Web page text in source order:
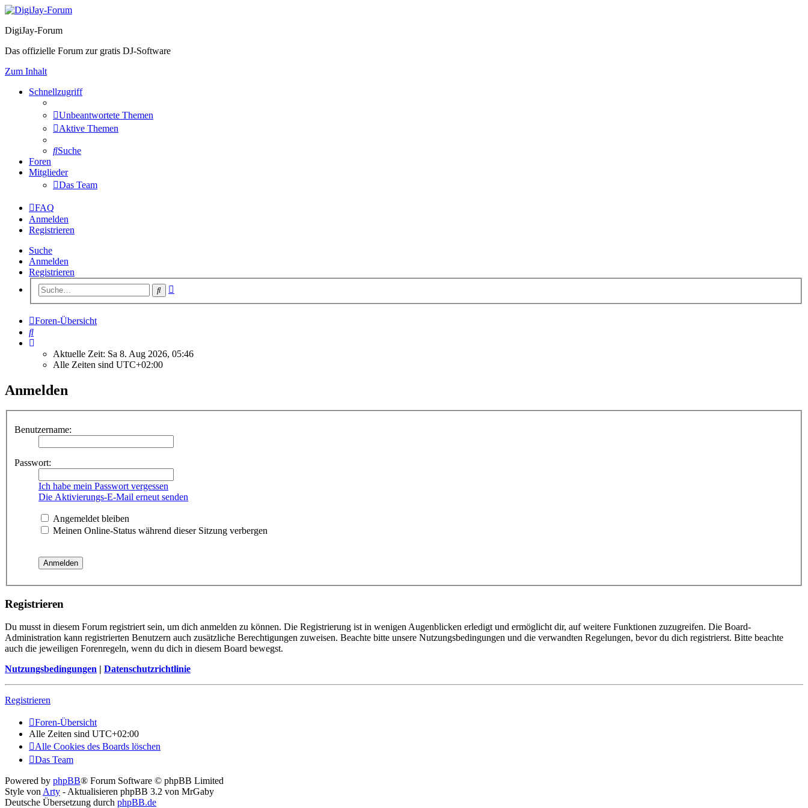
DigiJay-Forum
Das offizielle Forum zur gratis DJ-Software
Zum Inhalt
Schnellzugriff
Unbeantwortete Themen
Aktive Themen
Suche
Foren
Mitglieder
Das Team
FAQ
Anmelden
Registrieren
Suche
Anmelden
Registrieren
Suche
Foren-Übersicht
Suche
Aktuelle Zeit: Sa 8. Aug 2026, 05:46
Alle Zeiten sind UTC+02:00
Anmelden
Benutzername:
Passwort:
Ich habe mein Passwort vergessen
Die Aktivierungs-E-Mail erneut senden
Angemeldet bleiben
Meinen Online-Status während dieser Sitzung verbergen
Registrieren
Du musst in diesem Forum registriert sein, um dich anmelden zu können. Die Registrierung ist in wenigen Augenblicken erledigt und ermöglicht dir, auf weitere Funktionen zuzugreifen. Die Board-
Administration kann registrierten Benutzern auch zusätzliche Berechtigungen zuweisen. Beachte bitte unsere Nutzungsbedingungen und die verwandten Regelungen, bevor du dich registrierst. Bitte beachte
auch die jeweiligen Forenregeln, wenn du dich in diesem Board bewegst.
Nutzungsbedingungen | Datenschutzrichtlinie
Registrieren
Foren-Übersicht
Alle Zeiten sind UTC+02:00
Alle Cookies des Boards löschen
Das Team
Powered by phpBB® Forum Software © phpBB Limited
Style vonArty - Aktualisieren phpBB 3.2 von MrGaby
Deutsche Übersetzung durch phpBB.de